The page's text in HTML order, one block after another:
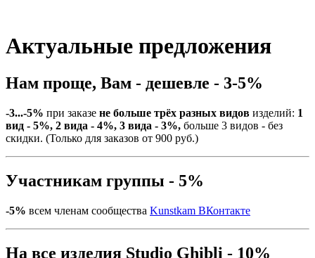
Актуальные предложения
Нам проще, Вам - дешевле - 3-5%
-3...-5% при заказе не больше трёх разных видов изделий: 1
вид - 5%, 2 вида - 4%, 3 вида - 3%, больше 3 видов - без
скидки. (Только для заказов от 900 руб.)
Участникам группы - 5%
-5% всем членам сообщества Kunstkam ВКонтакте
На все изделия Studio Ghibli - 10%